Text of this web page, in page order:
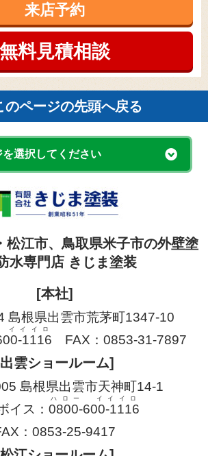
来店予約
無料見積相談
のページの先頭へ戻る
選択してください
松江市、鳥取県米子市の外壁塗
装&防水専門店 きじま塗装
[本社]
〒693-0044 島根県出雲市荒茅町1347-10
1116
イイロ
FAX：0853-31-7897
雲ショールーム]
島根県出雲市天神町14-1
イス： 0800-600-1116
ハロー イイイロ
：0853-25-9417